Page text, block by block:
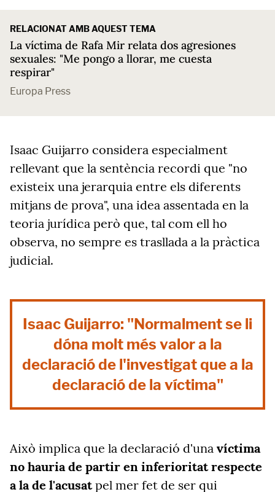
RELACIONAT AMB AQUEST TEMA
La víctima de Rafa Mir relata dos agresiones
sexuales: "Me pongo a llorar, me cuesta
respirar"
Europa Press
Isaac Guijarro considera especialment
rellevant que la sentència recordi que "no
existeix una jerarquia entre els diferents
mitjans de prova", una idea assentada en la
teoria jurídica però que, tal com ell ho
observa, no sempre es trasllada a la pràctica
judicial.
Isaac Guijarro: "Normalment se li
dóna molt més valor a la
declaració de l'investigat que a la
declaració de la víctima"
Això implica que la declaració d'una víctima
no hauria de partir en inferioritat respecte
a la de l'acusatpel mer fet de ser qui